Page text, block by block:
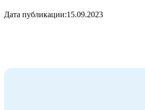
Дата публикации:15.09.2023